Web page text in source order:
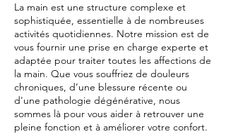
La main est une structure complexe et
sophistiquée, essentielle à de nombreuses
activités quotidiennes. Notre mission est de
vous fournir une prise en charge experte et
adaptée pour traiter toutes les affections de
la main. Que vous souffriez de douleurs
chroniques, d’une blessure récente ou
d'une pathologie dégénérative, nous
sommes là pour vous aider à retrouver une
pleine fonction et à améliorer votre confort.